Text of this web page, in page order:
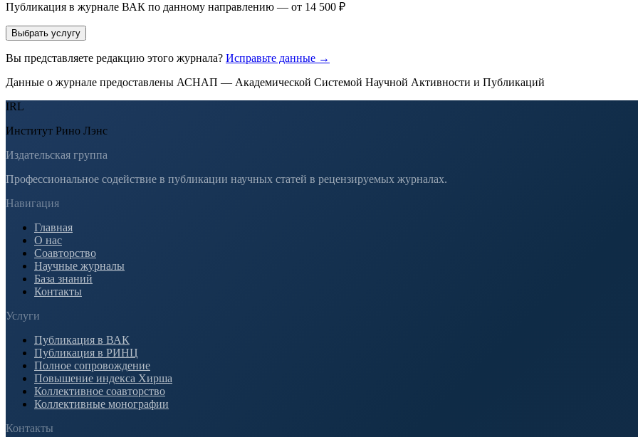
Публикация в журнале ВАК по данному направлению — от 14 500 ₽
Выбрать услугу
Вы представляете редакцию этого журнала? Исправьте данные →
Данные о журнале предоставлены АСНАП — Академической Системой Научной Активности и Публикаций
IRL
Институт Рино Лэнс
Издательская группа
Профессиональное содействие в публикации научных статей в рецензируемых журналах.
Навигация
Главная
О нас
Соавторство
Научные журналы
База знаний
Контакты
Услуги
Публикация в ВАК
Публикация в РИНЦ
Полное сопровождение
Повышение индекса Хирша
Коллективное соавторство
Коллективные монографии
Контакты